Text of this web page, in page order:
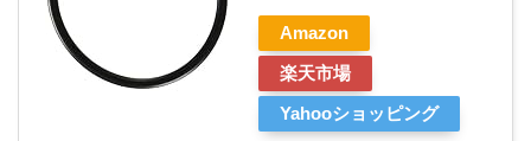
Amazon
楽天市場
Yahooショッピング